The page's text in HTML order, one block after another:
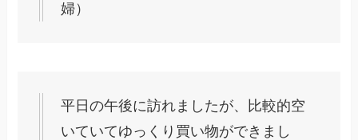
婦）
平日の午後に訪れましたが、比較的空
いていてゆっくり買い物ができまし